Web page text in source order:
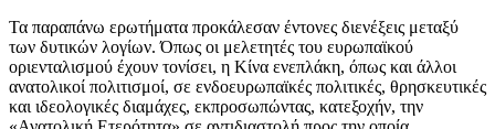
Τα παραπάνω ερωτήματα προκάλεσαν έντονες διενέξεις μεταξύ
των δυτικών λογίων. Όπως οι μελετητές του ευρωπαϊκού
οριενταλισμού έχουν τονίσει, η Κίνα ενεπλάκη, όπως και άλλοι
ανατολικοί πολιτισμοί, σε ενδοευρωπαϊκές πολιτικές, θρησκευτικές
και ιδεολογικές διαμάχες, εκπροσωπώντας, κατεξοχήν, την